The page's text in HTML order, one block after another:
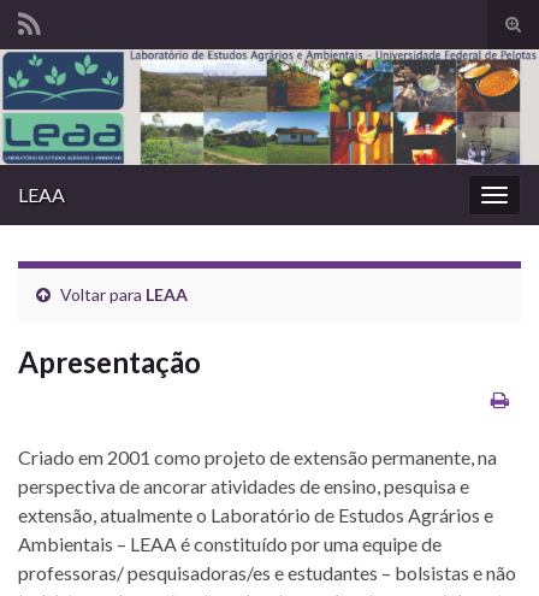
de
Search for:
LEAA
Voltar para LEAA
Apresentação
Criado em 2001 como projeto de extensão permanente, na
perspectiva de ancorar atividades de ensino, pesquisa e
extensão, atualmente o Laboratório de Estudos Agrários e
Ambientais – LEAA é constituído por uma equipe de
professoras/ pesquisadoras/es e estudantes – bolsistas e não